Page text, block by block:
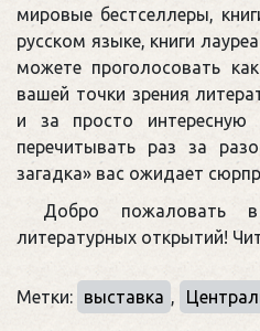
мировые бестселлеры,
русском языке, книги
можете проголосовать
вашей точки зрения
и за просто интересную
перечитывать раз за
загадка» вас ожидает
Добро пожаловать в
литературных открытий!
Метки: выставка ,